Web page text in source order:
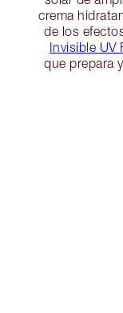
crema
de los
Invisible
que prepara